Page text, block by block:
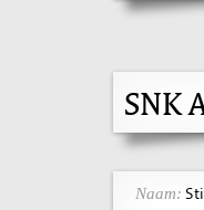
SNK
Naam: